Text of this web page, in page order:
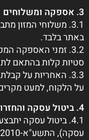
3. אספקה ומשלוחים
3.1. משלוחי המזון
באתר בלבד.
3.2. זמני האספקה
סטיות קלות בהתאם
3.3. האחריות על
על הלקוח, למעט
4. ביטול עסקה והחזרות
4.1. ביטול עסקה
עסקה), התשע"א-2010, ולחוק הגנת הצרכן, התשמ"א-1981.